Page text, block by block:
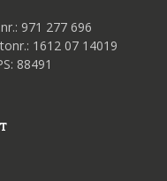
971 277 696
1612 07 14019
88491